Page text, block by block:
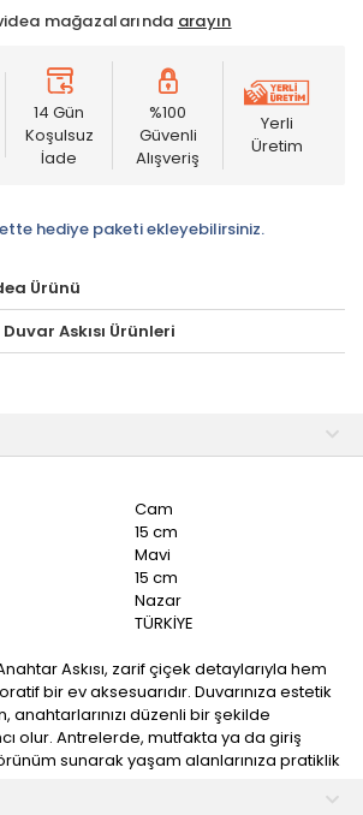
mağazalarında arayın
14 Gün
Koşulsuz
İade
%100
Güvenli
Alışveriş
Yerli
Üretim
hediye paketi ekleyebilirsiniz.
Ürünü
Askısı Ürünleri
Cam
15 cm
Mavi
15 cm
Nazar
TÜRKİYE
Askısı, zarif çiçek detaylarıyla hem
bir ev aksesuarıdır. Duvarınıza estetik
anahtarlarınızı düzenli bir şekilde
olur. Antrelerde, mutfakta ya da giriş
sunarak yaşam alanlarınıza pratiklik